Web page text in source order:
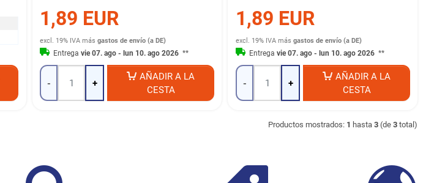
1,89 EUR
excl. 19% IVA másgastos de envío (a DE)
Entregavie 07. ago - lun 10. ago 2026 **
- +
AÑADIR A LA
CESTA
1,89 EUR
excl. 19% IVA más gastos de envío (a DE)
Entrega vie 07. ago - lun 10. ago 2026 **
- +
AÑADIR A LA
CESTA
Productos mostrados: 1 hasta3 (de3 total)